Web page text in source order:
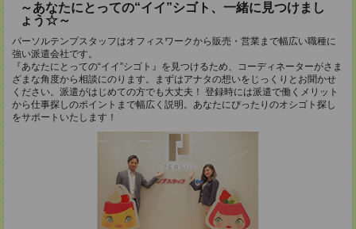
～あなたにとっての“イイ”シゴト、一緒に見つけまし
ょう☆～
パーソルテンプスタッフはオフィスワークから販売・営業まで幅広い職種に
強い派遣会社です。
『あなたにとっての“イイ”シゴト』を見つけるため、コーディネーターがさま
ざまな角度から相談にのります。まずはアナタの想いをじっくりとお聞かせ
ください。派遣がはじめての方でも大丈夫！ 登録時には派遣で働くメリット
から仕事探しのポイントまで幅広く説明。あなたにぴったりのオシゴト探し
をサポートいたします！